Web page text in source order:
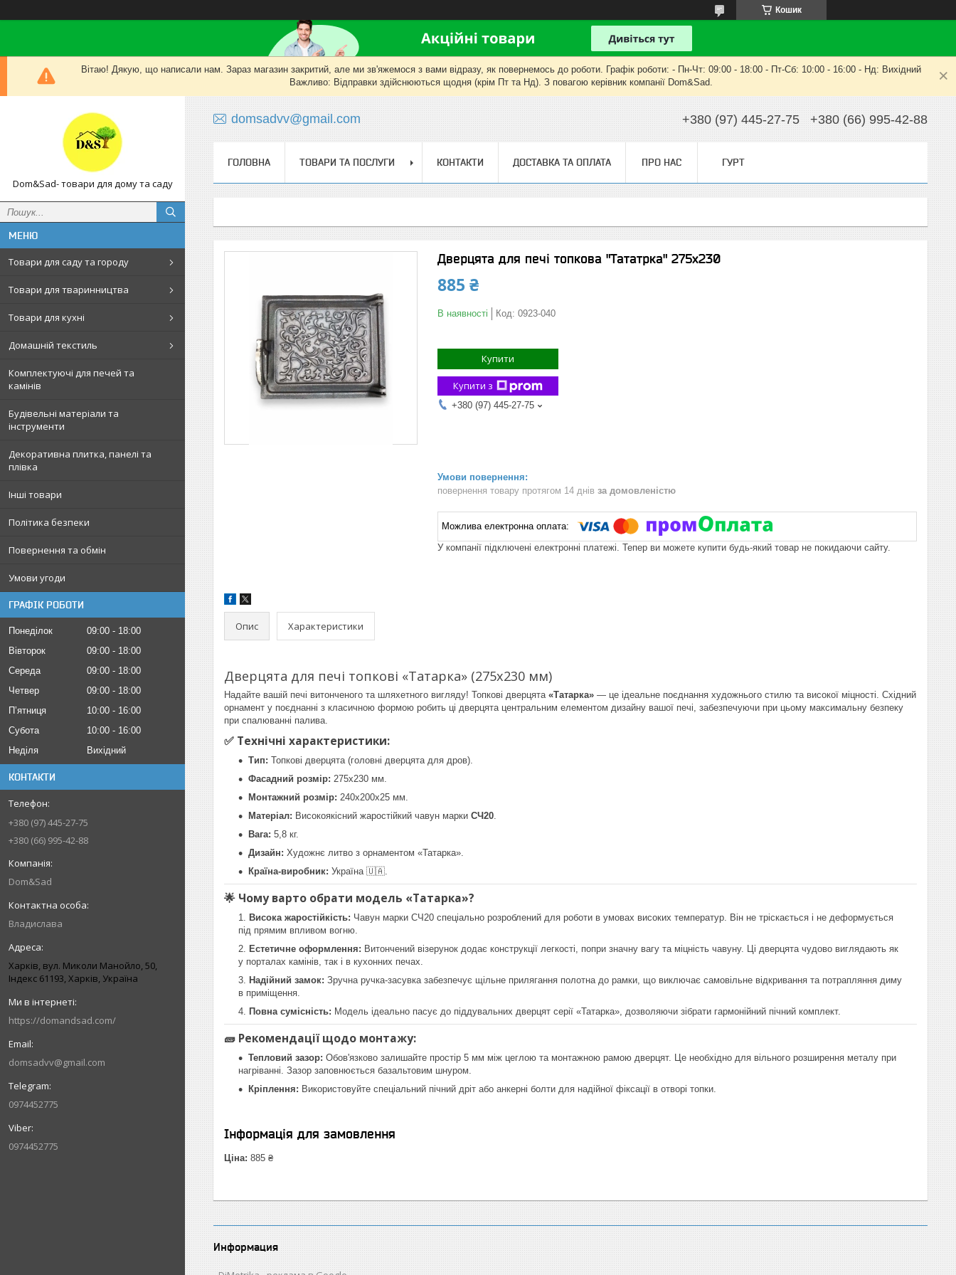
Кошик
Вітаю! Дякую, що написали нам. Зараз магазин закритий, але ми зв'яжемося з вами відразу, як повернемось до роботи. Графік роботи: - Пн-Чт: 09:00 - 18:00 - Пт-Сб: 10:00 - 16:00 - Нд: Вихідний
Важливо: Відправки здійснюються щодня (крім Пт та Нд). З повагою керівник компанії Dom&Sad.
Dom&Sad- товари для дому та саду
Товари для саду та городу
Товари для тваринництва
Товари для кухні
Домашній текстиль
Комплектуючі для печей та
камінів
Будівельні матеріали та
інструменти
Декоративна плитка, панелі та
плівка
Інші товари
Політика безпеки
Повернення та обмін
Умови угоди
ГРАФІК РОБОТИ
Понеділок 09:00
18:00
Вівторок
09:00
18:00
Середа
09:00
18:00
Четвер
09:00
18:00
Пʼятниця
10:00
16:00
Субота
10:00
16:00
Неділя
Вихідний
КОНТАКТИ
+380 (97) 445-27-75
+380 (66) 995-42-88
Dom&Sad
Владислава
Харків, вул. Миколи Манойло, 50,
Індекс 61193, Харків, Україна
https://domandsad.com/
domsadvv@gmail.com
0974452775
0974452775
domsadvv@gmail.com +380 (97) 445-27-75 +380 (66) 995-42-88
ГОЛОВНА ТОВАРИ ТА ПОСЛУГИ КОНТАКТИ ДОСТАВКА ТА ОПЛАТА ПРО НАС ГУРТ
Дверцята для печі топкова "Тататрка" 275х230
885 ₴
В наявності Код: 0923-040
Купити
Купити з
+380 (97) 445-27-75
повернення товару протягом 14 днів за домовленістю
У компанії підключені електронні платежі. Тепер ви можете купити будь-який товар не покидаючи сайту.
Опис Характеристики
Дверцята для печі топкові «Татарка» (275х230 мм)
Надайте вашій печі витонченого та шляхетного вигляду! Топкові дверцята «Татарка» — це ідеальне поєднання художнього стилю та високої міцності. Східний
орнамент у поєднанні з класичною формою робить ці дверцята центральним елементом дизайну вашої печі, забезпечуючи при цьому максимальну безпеку
при спалюванні палива.
✅ Технічні характеристики:
Тип: Топкові дверцята (головні дверцята для дров).
Фасадний розмір: 275х230 мм.
Монтажний розмір: 240х200х25 мм.
Матеріал: Високоякісний жаростійкий чавун марки СЧ20.
Вага: 5,8 кг.
Дизайн: Художнє литво з орнаментом «Татарка».
Країна-виробник: Україна 🇺🇦.
🌟 Чому варто обрати модель «Татарка»?
Висока жаростійкість: Чавун марки СЧ20 спеціально розроблений для роботи в умовах високих температур. Він не тріскається і не деформується
під прямим впливом вогню.
Естетичне оформлення: Витончений візерунок додає конструкції легкості, попри значну вагу та міцність чавуну. Ці дверцята чудово виглядають як
у порталах камінів, так і в кухонних печах.
Надійний замок: Зручна ручка-засувка забезпечує щільне прилягання полотна до рамки, що виключає самовільне відкривання та потрапляння диму
в приміщення.
Повна сумісність: Модель ідеально пасує до піддувальних дверцят серії «Татарка», дозволяючи зібрати гармонійний пічний комплект.
🧱 Рекомендації щодо монтажу:
Тепловий зазор: Обов'язково залишайте простір 5 мм між цеглою та монтажною рамою дверцят. Це необхідно для вільного розширення металу при
нагріванні. Зазор заповнюється базальтовим шнуром.
Кріплення: Використовуйте спеціальний пічний дріт або анкерні болти для надійної фіксації в отворі топки.
Інформація для замовлення
Ціна: 885 ₴
Информация